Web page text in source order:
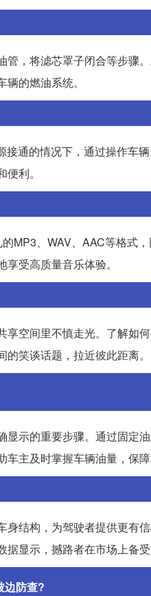
，将滤芯罩子闭合等步骤
的燃油系统。
通的情况下，通过操作车
利。
MP3、WAV、AAC等格式
受高质量音乐体验。
空间里不慎走光。了解如
笑谈话题，拉近彼此距离。
示的重要步骤。通过固定
主及时掌握车辆油量，保障
结构，为驾驶者提供更有
显示，撼路者在市场上备
边防查?